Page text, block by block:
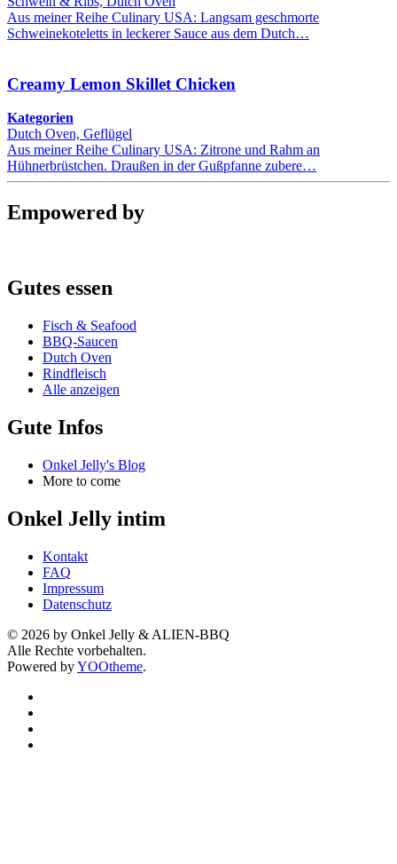
Aus meiner Reihe Culinary USA: Langsam geschmorte
Schweinekoteletts in leckerer Sauce aus dem Dutch…
Creamy Lemon Skillet Chicken
Kategorien
Dutch Oven, Geflügel
Aus meiner Reihe Culinary USA: Zitrone und Rahm an
Hühnerbrüstchen. Draußen in der Gußpfanne zubere…
Empowered by
Gutes essen
Fisch & Seafood
BBQ-Saucen
Dutch Oven
Rindfleisch
Alle anzeigen
Gute Infos
Onkel Jelly's Blog
More to come
Onkel Jelly intim
Kontakt
FAQ
Impressum
Datenschutz
© 2026 by Onkel Jelly & ALIEN-BBQ
Alle Rechte vorbehalten.
Powered byYOOtheme.